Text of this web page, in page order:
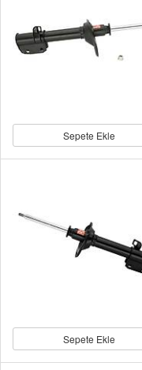
Sepete Ekle
Sepete Ekle